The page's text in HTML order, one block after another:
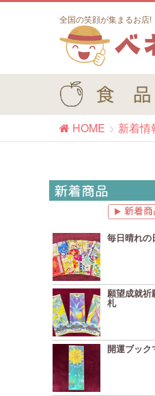
全国の笑顔が集まるお店!
HOME 新着情
毎日晴れの
願望成就
札
開運ブック